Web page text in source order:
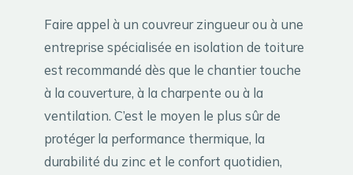
Faire appel à un couvreur zingueur ou à une
entreprise spécialisée en isolation de toiture
est recommandé dès que le chantier touche
à la couverture, à la charpente ou à la
ventilation. C’est le moyen le plus sûr de
protéger la performance thermique, la
durabilité du zinc et le confort quotidien,